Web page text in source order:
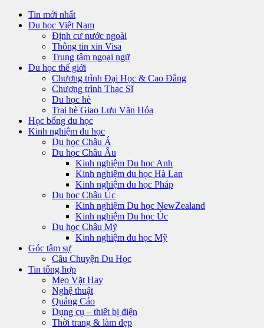
Tin mới nhất
Du học Việt Nam
Định cư nước ngoài
Thông tin xin Visa
Trung tâm ngoại ngữ
Du học thế giới
Chương trình Đại Học & Cao Đẳng
Chương trình Thạc Sĩ
Du học hè
Trại hè Giao Lưu Văn Hóa
Học bổng du học
Kinh nghiệm du học
Du học Châu Á
Du học Châu Âu
Kinh nghiệm Du học Anh
Kinh nghiệm du học Hà Lan
Kinh nghiệm du học Pháp
Du học Châu Úc
Kinh nghiệm Du học NewZealand
Kinh nghiệm Du học Úc
Du học Châu Mỹ
Kinh nghiệm du học Mỹ
Góc tâm sự
Câu Chuyện Du Học
Tin tổng hợp
Mẹo Vặt Hay
Nghệ thuật
Quảng Cáo
Dụng cụ – thiết bị điện
Thời trang & làm đẹp